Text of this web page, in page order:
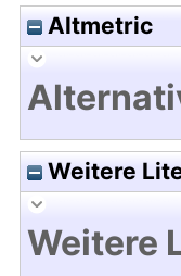
Altmetric
Weitere
Weitere